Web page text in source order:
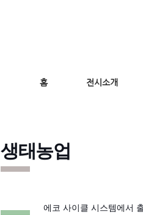
홈 전시소개
생태농업
에코 사이클 시스템에서